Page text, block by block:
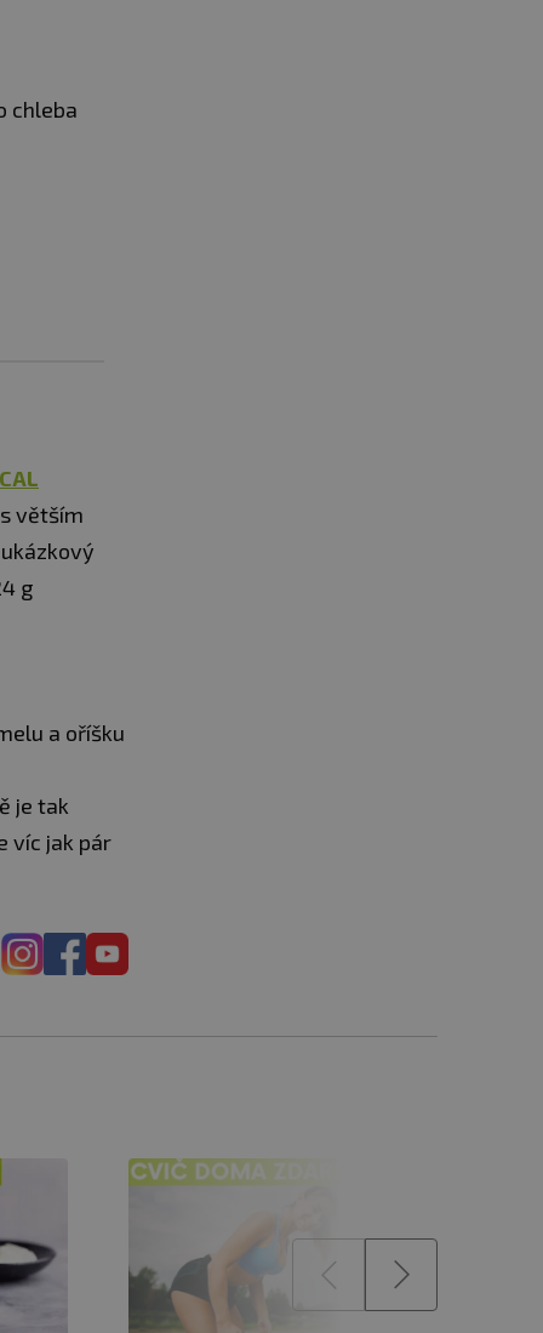
chleba
větším
g
a oříšku
je tak
víc jak pár